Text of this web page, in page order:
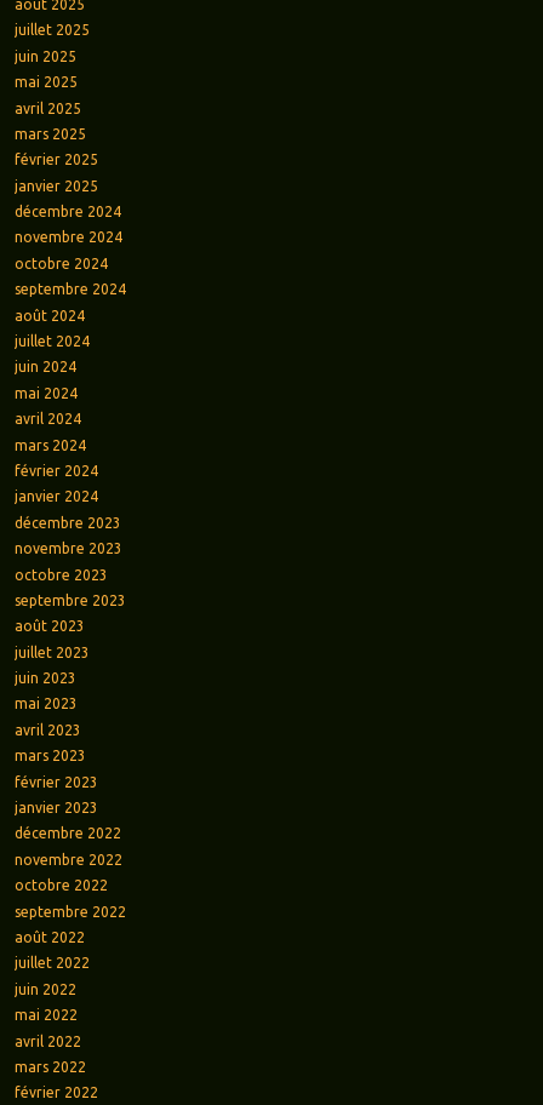
août 2025
juillet 2025
juin 2025
mai 2025
avril 2025
mars 2025
février 2025
janvier 2025
décembre 2024
novembre 2024
octobre 2024
septembre 2024
août 2024
juillet 2024
juin 2024
mai 2024
avril 2024
mars 2024
février 2024
janvier 2024
décembre 2023
novembre 2023
octobre 2023
septembre 2023
août 2023
juillet 2023
juin 2023
mai 2023
avril 2023
mars 2023
février 2023
janvier 2023
décembre 2022
novembre 2022
octobre 2022
septembre 2022
août 2022
juillet 2022
juin 2022
mai 2022
avril 2022
mars 2022
février 2022